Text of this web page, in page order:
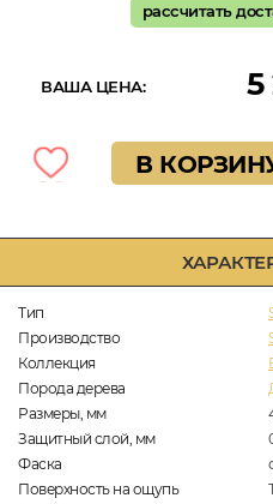
Тип
Производство
Коллекция
Порода дерева
Размеры, мм
Защитный слой, мм
Фаска
Поверхность на ощупь
рассчитать
ВАША ЦЕНА: 5
В